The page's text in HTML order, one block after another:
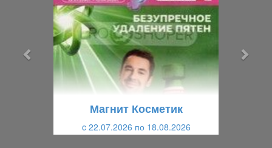
Магнит Косметик
c 22.07.2026 по 18.08.2026